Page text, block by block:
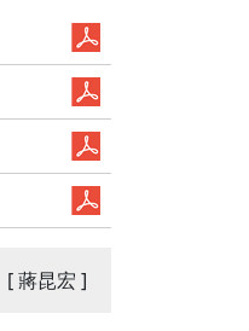
[ 蔣昆宏 ]